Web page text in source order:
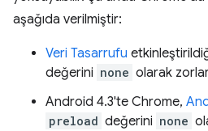
aşağıda verilmiştir:
Veri Tasarrufu
değerini none olarak
Android 4.3'te Chrome,
preload değerini none